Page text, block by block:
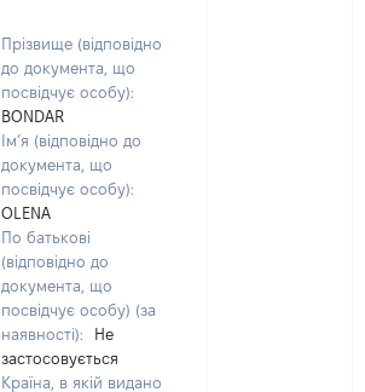
Прізвище (відповідно
до документа, що
посвідчує особу):
BONDAR
Ім’я (відповідно до
документа, що
посвідчує особу):
OLENA
По батькові
(відповідно до
документа, що
посвідчує особу) (за
наявності):
Не
застосовується
Країна, в якій видано